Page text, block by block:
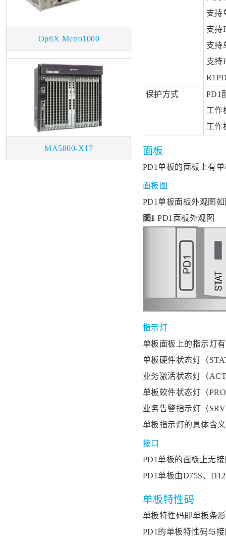
OptiX Metro1000
MA5800-X17
支持
支持
支持
支持
保护方式
PD1
工作
工作
面板
PD1单板的面板上有
面板图
PD1单板面板外观图
图1PD1面板外观图
指示灯
单板面板上的指示灯
单板硬件状态灯（
业务激活状态灯（
单板软件状态灯（
业务告警指示灯（
单板指示灯的具体含
接口
PD1单板的面板上无
PD1单板由D75S、
单板特性码
单板特性码即单板条
PD1的单板特性码与